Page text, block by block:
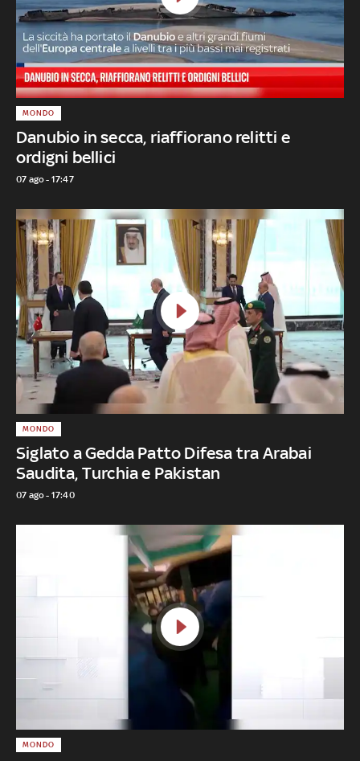
Danubio in secca, riaffiorano relitti e
ordigni bellici
MONDO
07 ago - 17:47
Siglato a Gedda Patto Difesa tra Arabai
Saudita, Turchia e Pakistan
MONDO
07 ago - 17:40
MONDO